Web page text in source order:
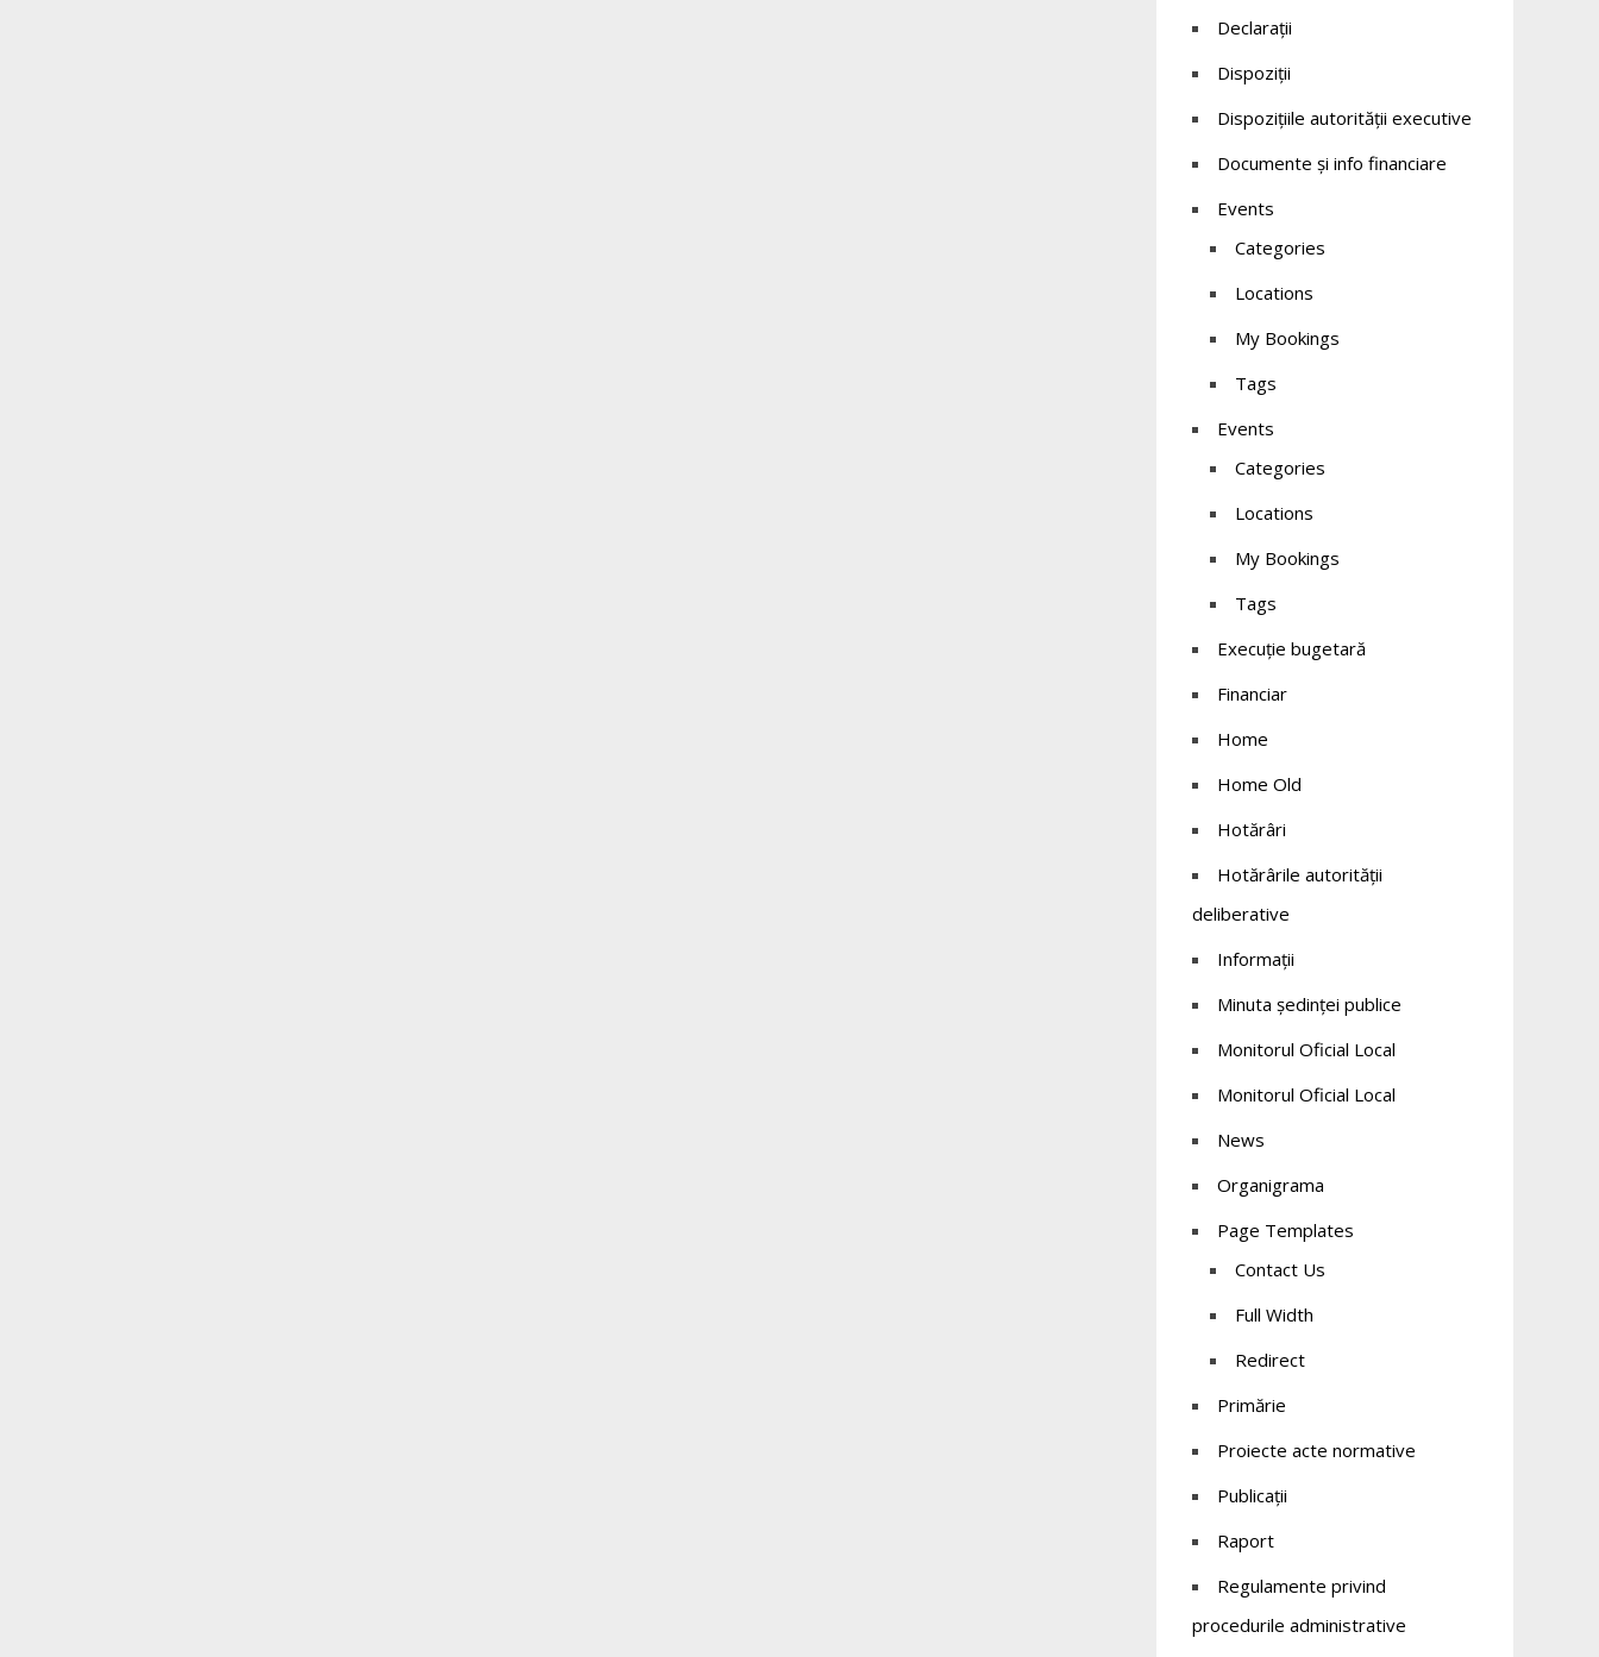
Declarații
Dispoziții
Dispozițiile autorității executive
Documente și info financiare
Events
Categories
Locations
My Bookings
Tags
Events
Categories
Locations
My Bookings
Tags
Execuție bugetară
Financiar
Home
Home Old
Hotărâri
Hotărârile autorității
deliberative
Informații
Minuta ședinței publice
Monitorul Oficial Local
Monitorul Oficial Local
News
Organigrama
Page Templates
Contact Us
Full Width
Redirect
Primărie
Proiecte acte normative
Publicații
Raport
Regulamente privind
procedurile administrative